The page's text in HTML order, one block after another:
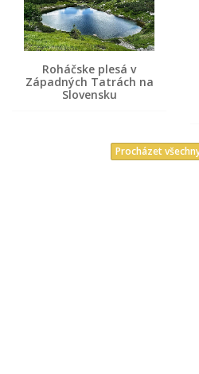
Roháčske plesá v
Západných Tatrách na
Slovensku
Procházet